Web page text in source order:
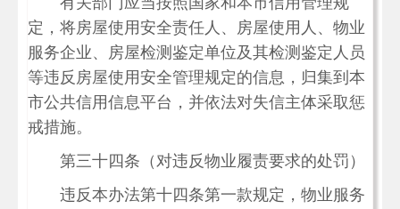
定，将房屋使用安全责任人、房屋使用人、物业
服务企业、房屋检测鉴定单位及其检测鉴定人员
等违反房屋使用安全管理规定的信息，归集到本
市公共信用信息平台，并依法对失信主体采取惩
戒措施。
第三十四条（对违反物业履责要求的处罚）
违反本办法第十四条第一款规定，物业服务